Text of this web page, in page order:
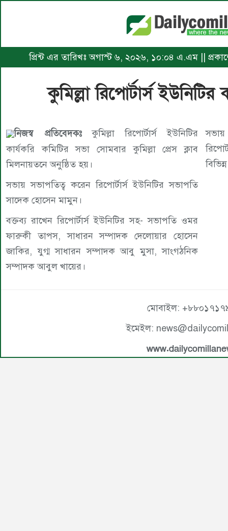
প্রিন্ট এর তারিখঃ অগাস্ট ৬, ২০২৬, ১০:০৪ এ.এম ||
কুমিল্লা রিপোর্টার্স
নিজস্ব প্রতিবেদকঃ কুমিল্লা রিপোর্টার্স ইউনিটির
কার্যকরি কমিটির সভা সোমবার কুমিল্লা প্রেস ক্লাব
মিলনায়তনে অনুষ্ঠিত হয়।
সভায় সভাপতিত্ব করেন রিপোর্টার্স ইউনিটির সভাপতি
সাদেক হোসেন মামুন।
বক্তব্য রাখেন রিপোর্টার্স ইউনিটির সহ- সভাপতি ওমর
ফারুকী তাপস, সাধারন সম্পাদক দেলোয়ার হোসেন
জাকির, যুগ্ম সাধারন সম্পাদক আবু মুসা, সাংগঠনিক
সম্পাদক আবুল খায়ের।
মোবাইল:
ইমেইল: